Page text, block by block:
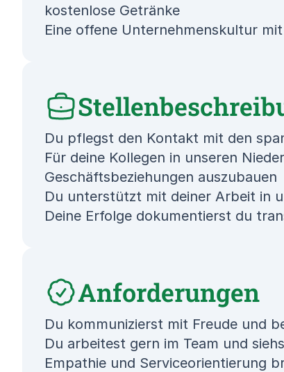
kostenlose Getränke
Eine offene Unternehmenskultur
Du pflegst den Kontakt mit den
Für deine Kollegen in unseren
Geschäftsbeziehungen auszubauen
Du unterstützt mit deiner Arbeit in
Deine Erfolge dokumentierst du
Anforderungen
Du kommunizierst mit Freude und
Du arbeitest gern im Team und
Empathie und Serviceorientierung